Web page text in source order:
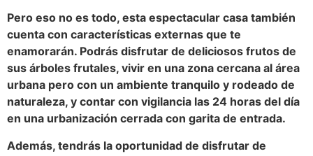
Pero eso no es todo, esta espectacular casa también
cuenta con características externas que te
enamorarán. Podrás disfrutar de deliciosos frutos de
sus árboles frutales, vivir en una zona cercana al área
urbana pero con un ambiente tranquilo y rodeado de
naturaleza, y contar con vigilancia las 24 horas del día
en una urbanización cerrada con garita de entrada.
Además, tendrás la oportunidad de disfrutar de